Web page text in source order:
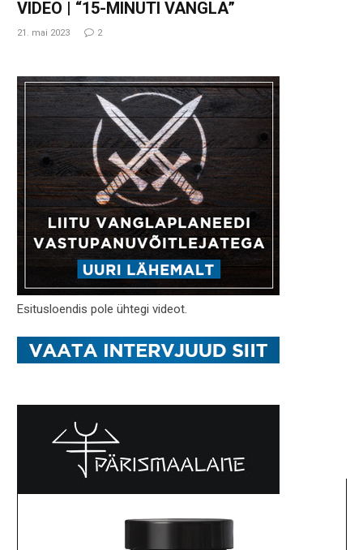
VIDEO | “15-MINUTI VANGLA”
21. mai 2023 2
Esitusloendis pole ühtegi videot.